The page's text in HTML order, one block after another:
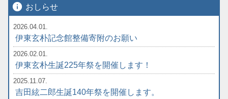
info おしらせ
2026.04.01.
伊東玄朴記念館整備寄附のお願い
2026.02.01.
伊東玄朴生誕225年祭を開催します！
2025.11.07.
吉田絃二郎生誕140年祭を開催します。